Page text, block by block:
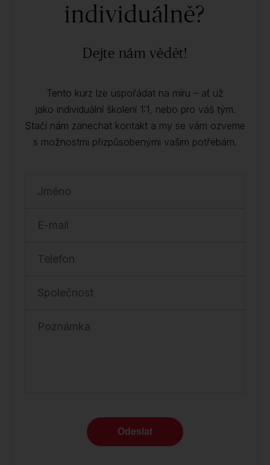
individuálně?
Dejte nám vědět!
Tento kurz lze uspořádat na míru – ať už
jako individuální školení 1:1, nebo pro váš tým.
Stačí nám zanechat kontakt a my se vám ozveme
s možnostmi přizpůsobenými vašim potřebám.
Jméno
E-mail
Telefon
Společnost
Poznámka
Odeslat